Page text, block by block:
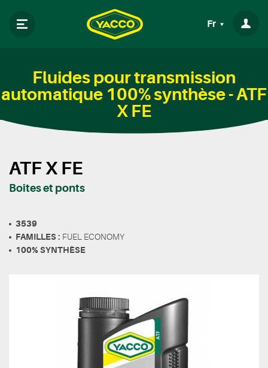
Fr
Fluides pour transmission
automatique 100% synthèse - ATF
X FE
ATF X FE
Boîtes et ponts
3539
FAMILLES : FUEL ECONOMY
100% SYNTHÈSE